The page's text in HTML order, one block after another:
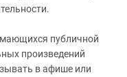
публичной
произведений
в афише или